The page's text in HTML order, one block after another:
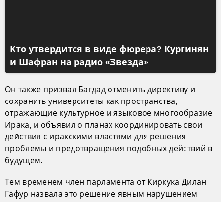
Кто утвердится в виде фюрера? Кургинян
и Шафран на радио «Звезда»
Он также призвал Багдад отменить директиву и
сохранить университеты как пространства,
отражающие культурное и языковое многообразие
Ирака, и объявил о планах координировать свои
действия с иракскими властями для решения
проблемы и предотвращения подобных действий в
будущем.
Тем временем член парламента от Киркука Дилан
Гафур назвала это решение явным нарушением